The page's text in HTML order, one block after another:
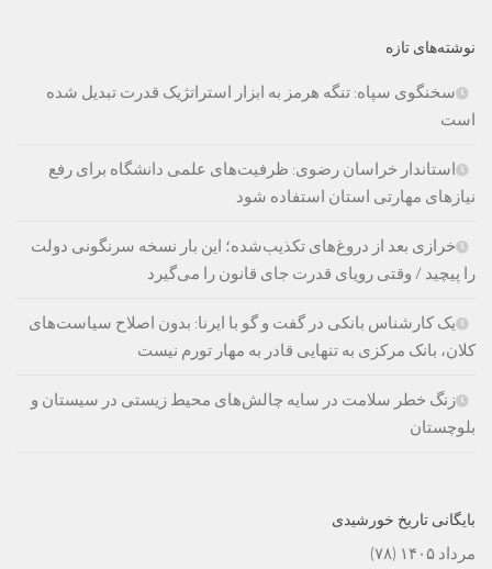
نوشته‌های تازه
سخنگوی سپاه: تنگه هرمز به ابزار استراتژیک قدرت تبدیل شده
است
استاندار خراسان رضوی: ظرفیت‌های علمی دانشگاه برای رفع
نیازهای مهارتی استان استفاده شود
خرازی بعد از دروغ‌های تکذیب‌شده؛ این بار نسخه سرنگونی دولت
را پیچید / وقتی رویای قدرت جای قانون را می‌گیرد
یک کارشناس بانکی در گفت و گو با ایرنا: بدون اصلاح سیاست‌های
کلان، بانک مرکزی به تنهایی قادر به مهار تورم نیست
زنگ خطر سلامت در سایه چالش‌های محیط زیستی در سیستان و
بلوچستان
بایگانی تاریخ خورشیدی
مرداد ۱۴۰۵
(۷۸)